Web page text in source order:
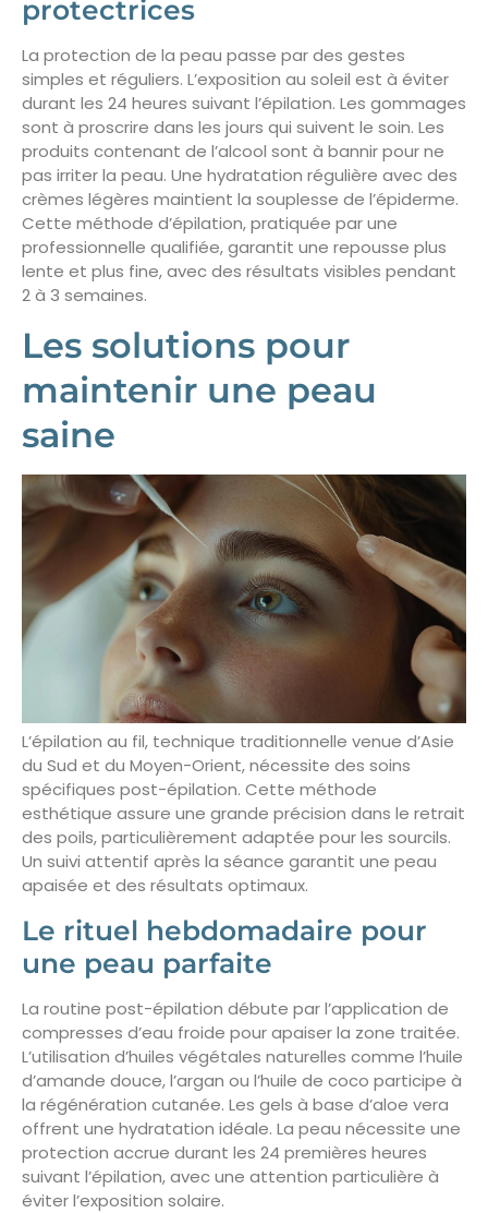
protectrices
La protection de la peau passe par des gestes
simples et réguliers. L’exposition au soleil est à éviter
durant les 24 heures suivant l’épilation. Les gommages
sont à proscrire dans les jours qui suivent le soin. Les
produits contenant de l’alcool sont à bannir pour ne
pas irriter la peau. Une hydratation régulière avec des
crèmes légères maintient la souplesse de l’épiderme.
Cette méthode d’épilation, pratiquée par une
professionnelle qualifiée, garantit une repousse plus
lente et plus fine, avec des résultats visibles pendant
2 à 3 semaines.
Les solutions pour
maintenir une peau
saine
L’épilation au fil, technique traditionnelle venue d’Asie
du Sud et du Moyen-Orient, nécessite des soins
spécifiques post-épilation. Cette méthode
esthétique assure une grande précision dans le retrait
des poils, particulièrement adaptée pour les sourcils.
Un suivi attentif après la séance garantit une peau
apaisée et des résultats optimaux.
Le rituel hebdomadaire pour
une peau parfaite
La routine post-épilation débute par l’application de
compresses d’eau froide pour apaiser la zone traitée.
L’utilisation d’huiles végétales naturelles comme l’huile
d’amande douce, l’argan ou l’huile de coco participe à
la régénération cutanée. Les gels à base d’aloe vera
offrent une hydratation idéale. La peau nécessite une
protection accrue durant les 24 premières heures
suivant l’épilation, avec une attention particulière à
éviter l’exposition solaire.